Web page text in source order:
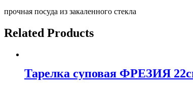
прочная посуда из закаленного стекла
Related Products
Тарелка суповая ФРЕЗИЯ